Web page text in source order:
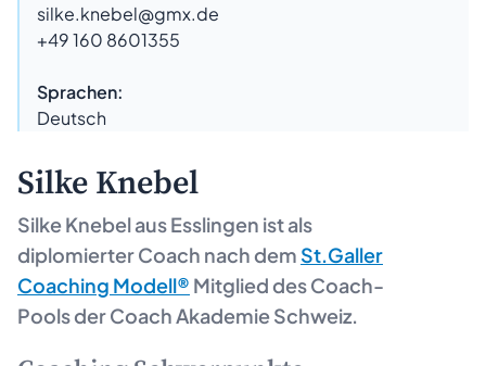
silke.knebel@gmx.de
+49 160 8601355
Sprachen:
Deutsch
Silke Knebel
Silke Knebel ausEsslingen ist als
diplomierter Coach nach dem St.Galler
Coaching Modell® Mitglied des Coach-
Pools der Coach Akademie Schweiz.